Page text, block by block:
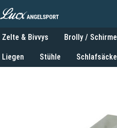
Zelte & Bivvys Brolly / Schirme
Liegen Stühle Schlafsäcke